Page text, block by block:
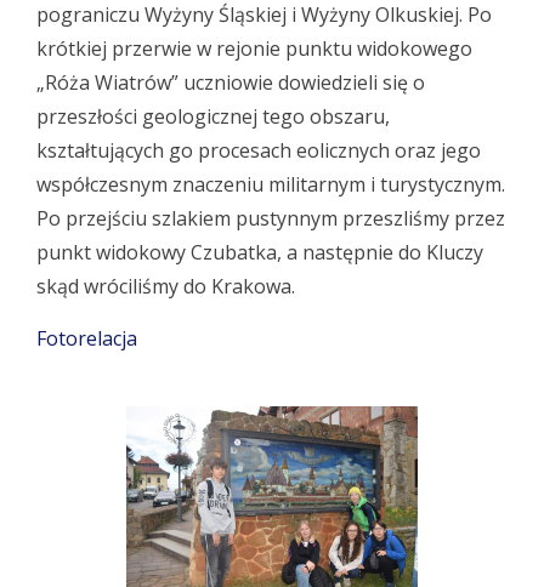
pograniczu Wyżyny Śląskiej i Wyżyny Olkuskiej. Po
krótkiej przerwie w rejonie punktu widokowego
„Róża Wiatrów” uczniowie dowiedzieli się o
przeszłości geologicznej tego obszaru,
kształtujących go procesach eolicznych oraz jego
współczesnym znaczeniu militarnym i turystycznym.
Po przejściu szlakiem pustynnym przeszliśmy przez
punkt widokowy Czubatka, a następnie do Kluczy
skąd wróciliśmy do Krakowa.
Fotorelacja